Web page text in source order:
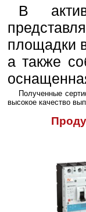
В
площадки
а также
Полученные
высокое качество